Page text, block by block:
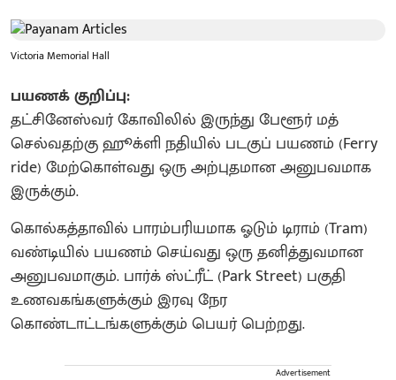
Victoria Memorial Hall
​பயணக் குறிப்பு:
தட்சினேஸ்வர் கோவிலில் இருந்து பேளூர் மத்
செல்வதற்கு ஹூக்ளி நதியில் படகுப் பயணம் (Ferry
ride) மேற்கொள்வது ஒரு அற்புதமான அனுபவமாக
இருக்கும்.
​கொல்கத்தாவில் பாரம்பரியமாக ஓடும் டிராம் (Tram)
வண்டியில் பயணம் செய்வது ஒரு தனித்துவமான
அனுபவமாகும். பார்க் ஸ்ட்ரீட் (Park Street) பகுதி
உணவகங்களுக்கும் இரவு நேர
கொண்டாட்டங்களுக்கும் பெயர் பெற்றது.
Advertisement